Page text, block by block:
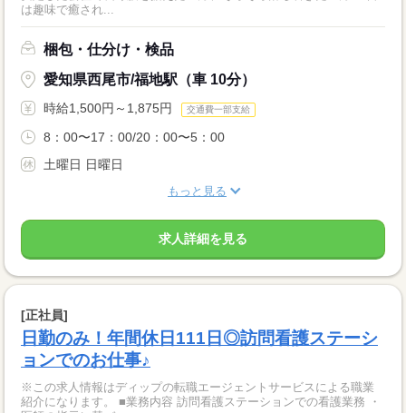
は趣味で癒され...
梱包・仕分け・検品
愛知県西尾市/福地駅（車 10分）
時給1,500円～1,875円 交通費一部支給
8：00〜17：00/20：00〜5：00
土曜日 日曜日
もっと見る
求人詳細を見る
[正社員]
日勤のみ！年間休日111日◎訪問看護ステーシ
ョンでのお仕事♪
※この求人情報はディップの転職エージェントサービスによる職業
紹介になります。 ■業務内容 訪問看護ステーションでの看護業務 ・